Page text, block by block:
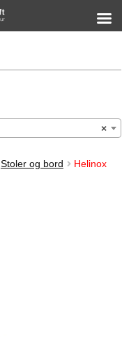
×
Stoler og bord
Helinox